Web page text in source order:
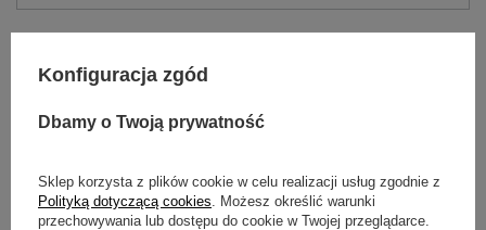
OPIS
SZCZEGÓŁOWE DANE
Konfiguracja zgód
Dbamy o Twoją prywatność
Sklep korzysta z plików cookie w celu realizacji usług zgodnie z
Polityką dotyczącą cookies . Możesz określić warunki
przechowywania lub dostępu do cookie w Twojej przeglądarce.